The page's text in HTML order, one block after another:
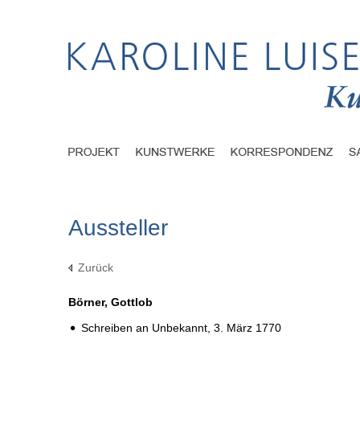
Aussteller
Zurück
Börner, Gottlob
Schreiben an Unbekannt, 3. März 1770